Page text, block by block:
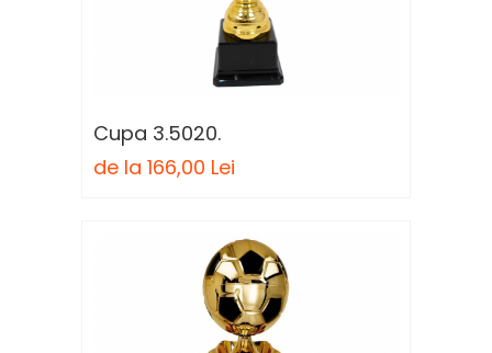
Cupa 3.5020.
de la 166,00 Lei